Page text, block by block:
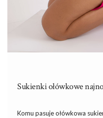
Sukienki ołówkowe
Komu pasuje ołówkowa